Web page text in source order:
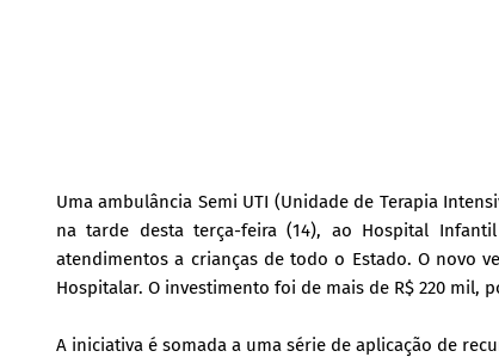
Uma ambulância Semi UTI (Unidade de Terapia
na tarde desta terça-feira (14), ao Hospital
atendimentos a crianças de todo o Estado. O novo
Hospitalar. O investimento foi de mais de R$ 220 mil,
A iniciativa é somada a uma série de aplicação de